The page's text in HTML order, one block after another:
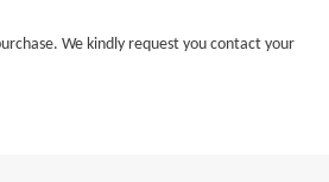
We kindly request you contact your